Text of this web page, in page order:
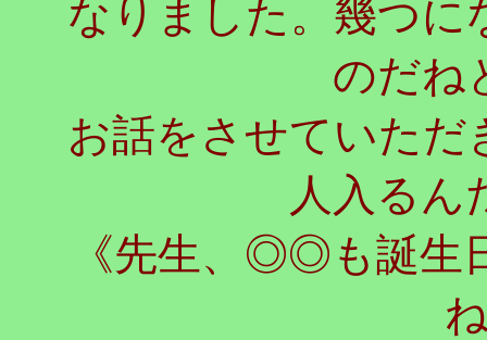
なりました。幾つに
のだね
お話をさせていただ
人入るん
《先生、◎◎も誕生